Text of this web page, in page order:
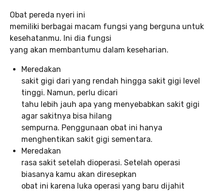
Obat pereda nyeri ini
memiliki berbagai macam fungsi yang berguna untuk
kesehatanmu. Ini dia fungsi
yang akan membantumu dalam keseharian.
Meredakan
sakit gigi dari yang rendah hingga sakit gigi level
tinggi. Namun, perlu dicari
tahu lebih jauh apa yang menyebabkan sakit gigi
agar sakitnya bisa hilang
sempurna. Penggunaan obat ini hanya
menghentikan sakit gigi sementara.
Meredakan
rasa sakit setelah dioperasi. Setelah operasi
biasanya kamu akan diresepkan
obat ini karena luka operasi yang baru dijahit